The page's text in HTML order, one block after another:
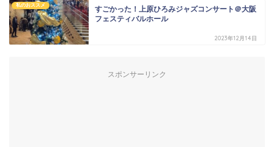
私のおススメ
すごかった！上原ひろみジャズコンサート＠大阪
フェスティバルホール
2023年12月14日
スポンサーリンク